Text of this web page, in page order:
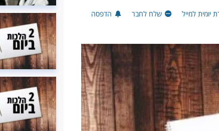
יומית למייל שלח לחבר הדפסה